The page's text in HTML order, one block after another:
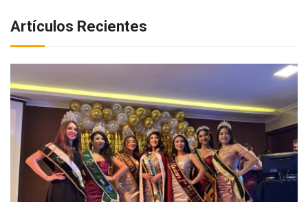
Artículos Recientes